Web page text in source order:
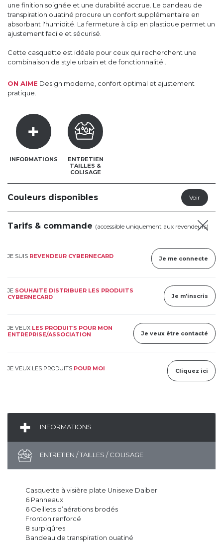
une finition soignée et une durabilité accrue. Le bandeau de
transpiration ouatiné procure un confort supplémentaire en
absorbant l'humidité. La fermeture à clip en plastique permet un
ajustement facile et sécurisé.
Cette casquette est idéale pour ceux qui recherchent une
combinaison de style urbain et de fonctionnalité..
ON AIME Design moderne, confort optimal et ajustement
pratique.
INFORMATIONS
ENTRETIEN
TAILLES &
COLISAGE
Couleurs disponibles
Tarifs & commande (accessible uniquement aux revendeurs)
JE SUIS REVENDEUR CYBERNECARD Je me connecte
JE SOUHAITE DISTRIBUER LES PRODUITS
CYBERNECARD
Je m'inscris
JE VEUX LES PRODUITS POUR MON
ENTREPRISE/ASSOCIATION
Je veux être contacté
JE VEUX LES PRODUITS POUR MOI Cliquez ici
INFORMATIONS
ENTRETIEN / TAILLES / COLISAGE
Casquette à visière plate Unisexe Daiber
6 Panneaux
6 Oeillets d’aérations brodés
Fronton renforcé
8 surpiqûres
Bandeau de transpiration ouatiné